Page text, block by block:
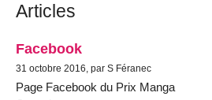
Articles
Facebook
31 octobre 2016, par S Féranec
Page Facebook du Prix Manga